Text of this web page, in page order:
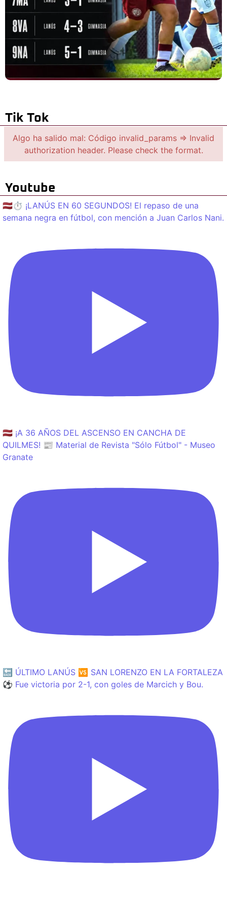
Tik Tok
Algo ha salido mal: Código invalid_params => Invalid
authorization header. Please check the format.
Youtube
🇱🇻⏱️ ¡LANÚS EN 60 SEGUNDOS! El repaso de una
semana negra en fútbol, con mención a Juan Carlos Nani.
🇱🇻 ¡A 36 AÑOS DEL ASCENSO EN CANCHA DE
QUILMES! 📰 Material de Revista "Sólo Fútbol" - Museo
Granate
🔙 ÚLTIMO LANÚS 🆚 SAN LORENZO EN LA FORTALEZA
⚽️ Fue victoria por 2-1, con goles de Marcich y Bou.